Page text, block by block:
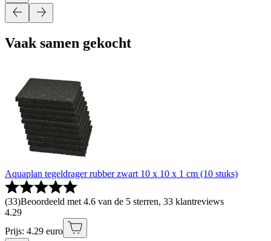
Vaak samen gekocht
Aquaplan tegeldrager rubber zwart 10 x 10 x 1 cm (10 stuks)
(33)Beoordeeld met 4.6 van de 5 sterren, 33 klantreviews
4.29
Prijs: 4.29 euro